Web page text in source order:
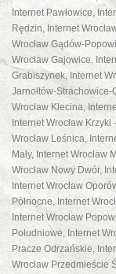
PANEL KLIENTA
Internet Pawłowice,
Rędzin, Internet
Wrocław Gądów-
Wrocław Gajowice,
Grabiszynek, Internet
Jarnołtów-Strachowice-
Wrocław Klecina,
Internet Wrocław Krzyki
Wrocław Leśnica,
Mały, Internet Wrocław
Wrocław Nowy Dwór,
Internet Wrocław
Północne, Internet
Internet Wrocław
Południowe, Internet
Pracze Odrzańskie,
Wrocław Przedmieście